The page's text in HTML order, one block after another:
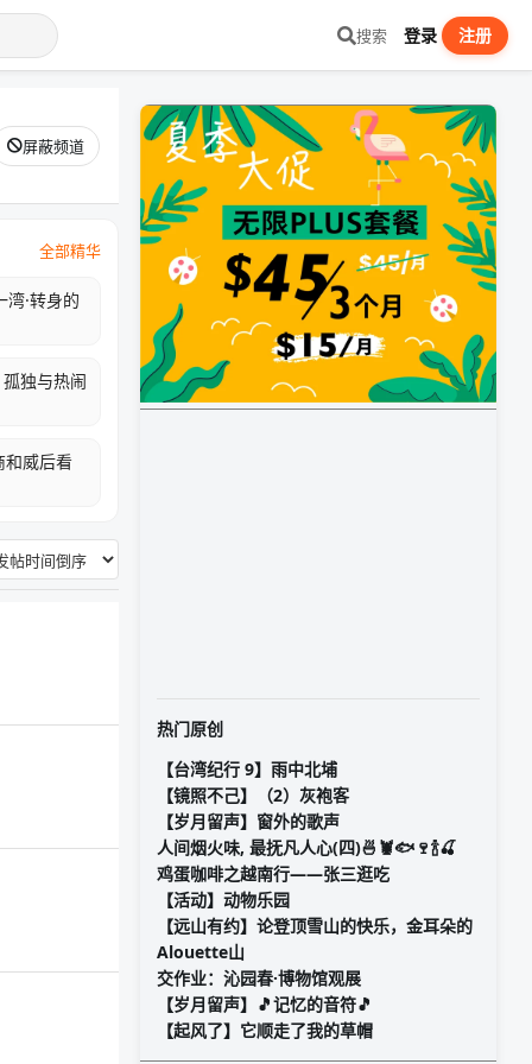
搜索 登录 注册
屏蔽频道
全部精华
·转身的
独与热闹
和威后看
热门原创
【台湾纪行 9】雨中北埔
【镜照不己】（2）灰袍客
【岁月留声】窗外的歌声
人间烟火味, 最抚凡人心(四)🍜🦞🐟🍷🍾🍒
鸡蛋咖啡之越南行——张三逛吃
【活动】动物乐园
【远山有约】论登顶雪山的快乐，金耳朵的
Alouette山
交作业：沁园春·博物馆观展
【岁月留声】🎵记忆的音符🎵
【起风了】它顺走了我的草帽